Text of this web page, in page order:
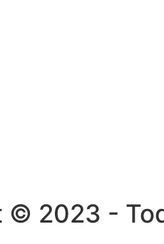
© 2023 -